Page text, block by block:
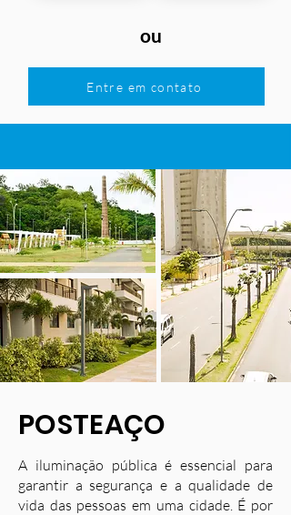
ou
Entre em contato
POSTEAÇO
A iluminação pública é essencial para
garantir a segurança e a qualidade de
vida das pessoas em uma cidade. É por